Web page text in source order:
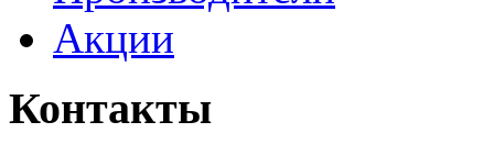
Акции
Контакты